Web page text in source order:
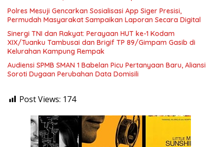
Polres Mesuji Gencarkan Sosialisasi App Siger Presisi,
Permudah Masyarakat Sampaikan Laporan Secara Digital
Sinergi TNI dan Rakyat: Perayaan HUT ke-1 Kodam
XIX/Tuanku Tambusai dan Brigif TP 89/Gimpam Gasib di
Kelurahan Kampung Rempak
Audiensi SPMB SMAN 1 Babelan Picu Pertanyaan Baru, Aliansi
Soroti Dugaan Perubahan Data Domisili
Post Views: 174